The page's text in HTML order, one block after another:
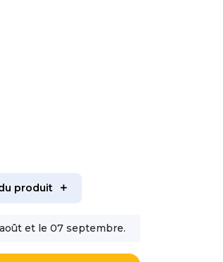
produit
et le 07 septembre.